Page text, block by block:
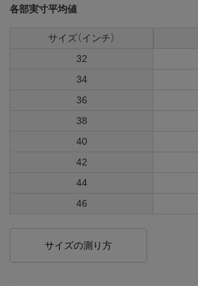
各部実寸平均値
サイズ（インチ）
32
34
36
38
40
42
44
46
サイズの測り方